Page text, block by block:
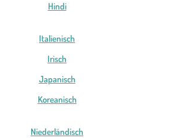
Hindi
Italienisch
Irisch
Japanisch
Koreanisch
Niederländisch